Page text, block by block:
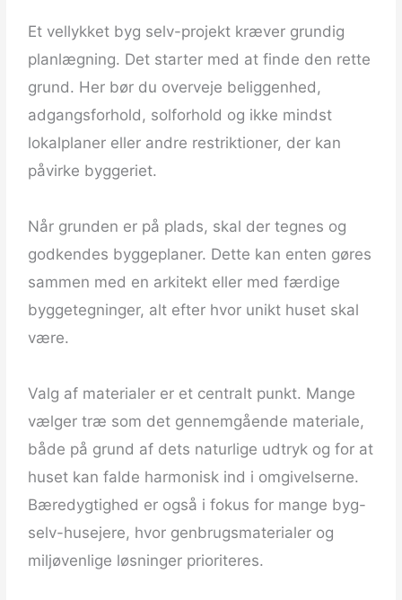
Et vellykket byg selv-projekt kræver grundig
planlægning. Det starter med at finde den rette
grund. Her bør du overveje beliggenhed,
adgangsforhold, solforhold og ikke mindst
lokalplaner eller andre restriktioner, der kan
påvirke byggeriet.
Når grunden er på plads, skal der tegnes og
godkendes byggeplaner. Dette kan enten gøres
sammen med en arkitekt eller med færdige
byggetegninger, alt efter hvor unikt huset skal
være.
Valg af materialer er et centralt punkt. Mange
vælger træ som det gennemgående materiale,
både på grund af dets naturlige udtryk og for at
huset kan falde harmonisk ind i omgivelserne.
Bæredygtighed er også i fokus for mange byg-
selv-husejere, hvor genbrugsmaterialer og
miljøvenlige løsninger prioriteres.